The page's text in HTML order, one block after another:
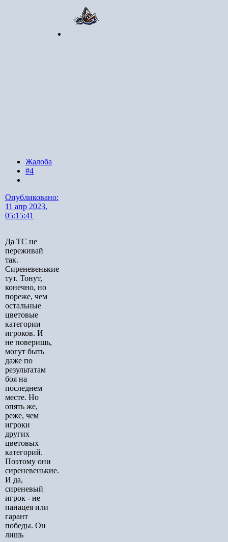
Жалоба
#4
Опубликовано:
11 апр 2023,
05:15:41
Да ТС не
переживай
так.
Сиреневенькие
тут. Тонут,
конечно, но
пореже, чем
остальные
цветовые
категории
игроков. И
не поверишь,
могут быть
даже по
результатам
боя на
последнем
месте. Но
опять же,
реже, чем
игроки
других
цветовых
категорий.
Поэтому они
сиреневенькие.
И да,
сиреневый
игрок - не
панацея или
гарант
победы. Он
лишь